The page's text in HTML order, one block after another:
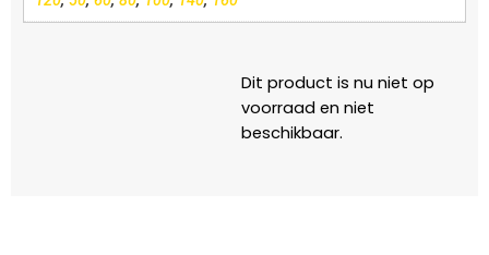
Dit product is nu niet op
voorraad en niet
beschikbaar.